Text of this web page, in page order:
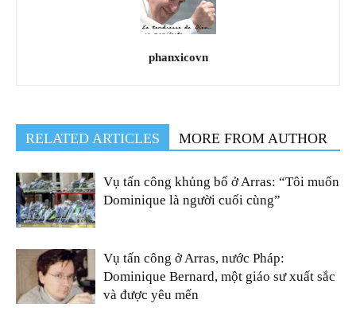
phanxicovn
RELATED ARTICLES MORE FROM AUTHOR
Vụ tấn công khủng bố ở Arras: “Tôi muốn
Dominique là người cuối cùng”
Vụ tấn công ở Arras, nước Pháp:
Dominique Bernard, một giáo sư xuất sắc
và được yêu mến